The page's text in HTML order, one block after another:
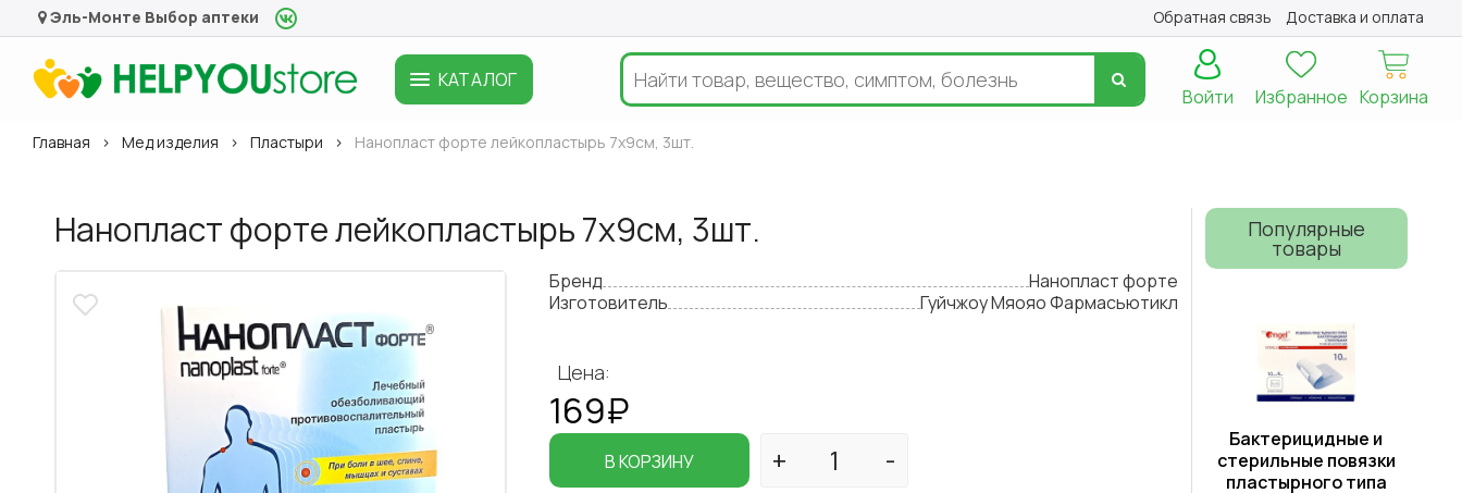
Эль-Монте Выбор аптеки Обратная связь Доставка и оплата
КАТАЛОГ
Корзина
Избранное
Войти
Главная Мед изделия Пластыри Нанопласт форте лейкопластырь 7х9см, 3шт.
Нанопласт форте лейкопластырь 7х9см, 3шт.
Бренд
Нанопласт форте
Изготовитель
Гуйчжоу Мяояо Фармасьютикл
Цена:
169₽
В КОРЗИНУ
Популярные
товары
Бактерицидные и
стерильные повязки
пластырного типа